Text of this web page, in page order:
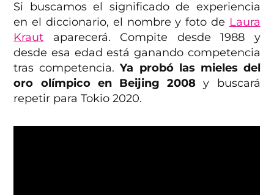
Si buscamos el significado de experiencia
en el diccionario, el nombre y foto de Laura
Kraut aparecerá. Compite desde 1988 y
desde esa edad está ganando competencia
tras competencia.Ya probó las mieles del
oro olímpico en Beijing 2008 y buscará
repetir para Tokio 2020.